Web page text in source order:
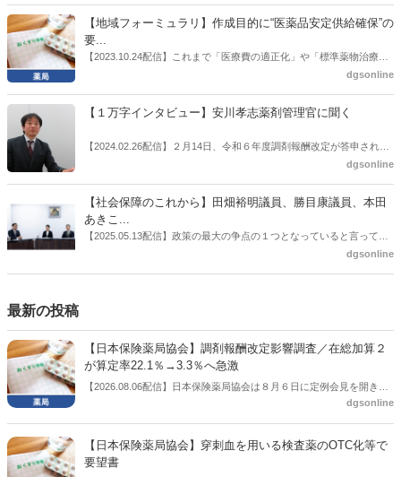
候補の前提となるもの。薬剤師に関わる政策に広く・深く関わってき
た同氏の復活に向けた薬剤師業界の期待には熱いものがある。不透明
感の払拭できない医療・介護・障害者サービスのトリプル改定等へ
の、薬剤師業界の強い危機感の裏返しといってもいいだろう。本稿で
【地域フォーミュラリ】作成目的に“医薬品安定供給確保”の
要...
【2023.10.24配信】これまで「医療費の適正化」や「標準薬物治療の
推進」などが目的とされることが多かった地域フォーミュラリの作
た。医薬品の安定供給確保だ。10月22日に開かれた「日本フォーミュ
飯田市）は、会員薬局から安定供給確保への強い要望があったことを
受け、安定供給確保が見込めるPPI３成分について銘柄を含めて選定
dgsonline
【１万字インタビュー】安川孝志薬剤管理官に聞く
【2024.02.26配信】２月14日、令和６年度調剤報酬改定が答申され
た。本紙では、厚生労働省保険局医療課・薬剤管理官の安川孝志氏
dgsonline
【社会保障のこれから】田畑裕明議員、勝目康議員、本田
あきこ...
【2025.05.13配信】政策の最大の争点の１つとなっていると言っても
よいのが社会保障のこれからのあり方だ。特に与党では、政府関係者
dgsonline
最新の投稿
【日本保険薬局協会】調剤報酬改定影響調査／在総加算２
が算定率22.1％→3.3％へ急激
【2026.08.06配信】日本保険薬局協会は８月６日に定例会見を開き、
「令和８年度調剤報酬改定に係る保険薬局への影響」の調査結果を公
3.3％へ大きく低下した。
dgsonline
【日本保険薬局協会】穿刺血を用いる検査薬のOTC化等で
要望書